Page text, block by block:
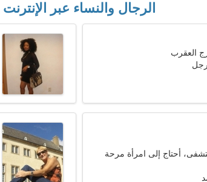
الرجال والنساء عبر الإنترنت
أحتاج إلى امرأة مرحة